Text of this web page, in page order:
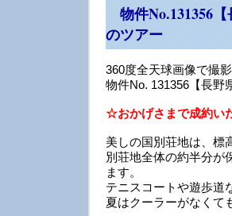
物件No.131356
のツアー
360度全天球画像で撮
物件No. 131356【長野
☆おかげさまで成約い
美しの国別荘地は、標
別荘地全体の約半分が
ます。
テニスコートや遊歩道
夏はクーラーがなくて